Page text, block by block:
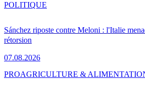
Sánchez riposte contre Meloni : l'Italie
rétorsion
07.08.2026
POLITIQUE
PROAGRICULTURE &